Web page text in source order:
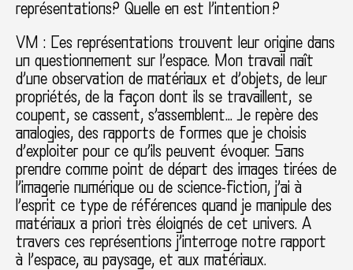
représentations? Quelle en est l’intention ?
VM : Ces représentations trouvent leur origine dans
un questionnement sur l’espace. Mon travail naît
d’une observation de matériaux et d’objets, de leur
propriétés, de la façon dont ils se travaillent, se
coupent, se cassent, s’assemblent… Je repère des
analogies, des rapports de formes que je choisis
d’exploiter pour ce qu’ils peuvent évoquer. Sans
prendre comme point de départ des images tirées de
l’imagerie numérique ou de science-fiction, j’ai à
l’esprit ce type de références quand je manipule des
matériaux a priori très éloignés de cet univers. A
travers ces représentions j’interroge notre rapport
à l’espace, au paysage, et aux matériaux.